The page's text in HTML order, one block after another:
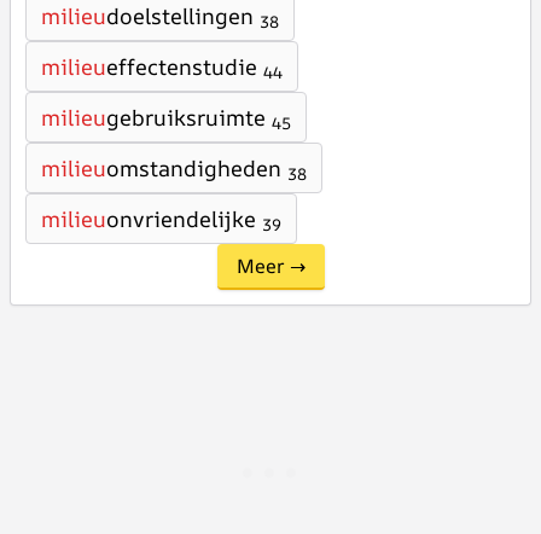
milieudoelstellingen 38
milieueffectenstudie 44
milieugebruiksruimte 45
milieuomstandigheden 38
milieuonvriendelijke 39
Meer →